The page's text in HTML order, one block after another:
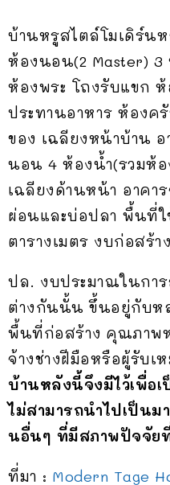
บ้านหรูสไตล์โมเดิร์น
ห้องนอน(2 Master) 3
ห้องพระ โถงรับแขก
ประทานอาหาร ห้องค
ของ เฉลียงหน้าบ้าน
นอน 4 ห้องน้ำ(รวมห้
เฉลียงด้านหน้า อาคา
ผ่อนและบ่อปลา พื้นที่ใ
ตารางเมตร งบก่อสร้
ปล. งบประมาณในกา
ต่างกันนั้น ขึ้นอยู่กับห
พื้นที่ก่อสร้าง คุณภาพห
จ้างช่างฝีมือหรือผู้รับเ
บ้านหลังนี้จึงมีไว้เพื่อ
ไม่สามารถนำไปเป็นม
นอื่นๆ ที่มีสภาพปัจจัย
ที่มา : Modern Tage